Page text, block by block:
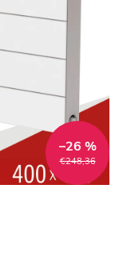
€248,36
–26 %